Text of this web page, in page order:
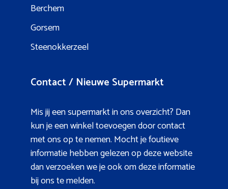
Berchem
Gorsem
Steenokkerzeel
Contact / Nieuwe Supermarkt
Mis jij een supermarkt in ons overzicht? Dan
kun je een winkel toevoegen door contact
met ons op te nemen. Mocht je foutieve
informatie hebben gelezen op deze website
dan verzoeken we je ook om deze informatie
bij ons te melden.